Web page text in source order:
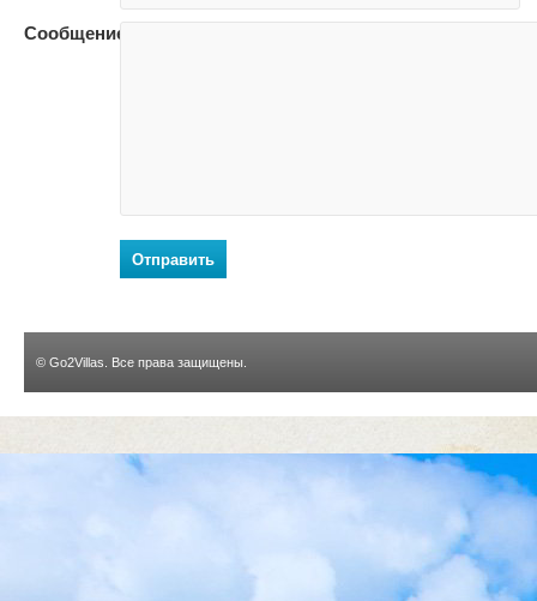
Сообщение:
Отправить
© Go2Villas . Все права защищены.